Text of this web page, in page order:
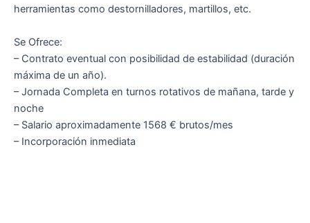
herramientas como destornilladores, martillos, etc.
Se Ofrece:
– Contrato eventual con posibilidad de estabilidad (duración
máxima de un año).
– Jornada Completa en turnos rotativos de mañana, tarde y
noche
– Salario aproximadamente 1568 € brutos/mes
– Incorporación inmediata